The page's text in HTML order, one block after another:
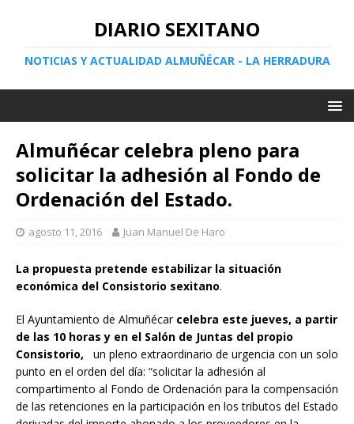
DIARIO SEXITANO
NOTICIAS Y ACTUALIDAD ALMUÑÉCAR - LA HERRADURA
Almuñécar celebra pleno para
solicitar la adhesión al Fondo de
Ordenación del Estado.
agosto 11, 2016 Juan Manuel De Haro
La propuesta pretende estabilizar la situación
económica del Consistorio sexitano.
El Ayuntamiento de Almuñécar celebra este jueves, a partir
de las 10 horas y en el Salón de Juntas del propio
Consistorio,
un pleno extraordinario de urgencia con un solo
punto en el orden del día: “solicitar la adhesión al
compartimento al Fondo de Ordenación para la compensación
de las retenciones en la participación en los tributos del Estado